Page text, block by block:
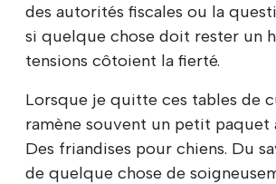
des autorités fiscales ou la
si quelque chose doit rester un
tensions côtoient la fierté.
Lorsque je quitte ces tables de
ramène souvent un petit paquet
Des friandises pour chiens. Du
de quelque chose de